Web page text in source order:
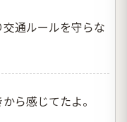
通ルールを守らな
ら感じてたよ。